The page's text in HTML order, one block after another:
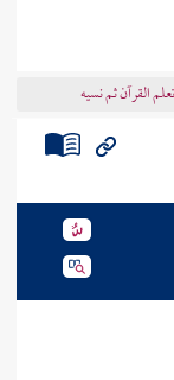
القرآن ثم نسيه